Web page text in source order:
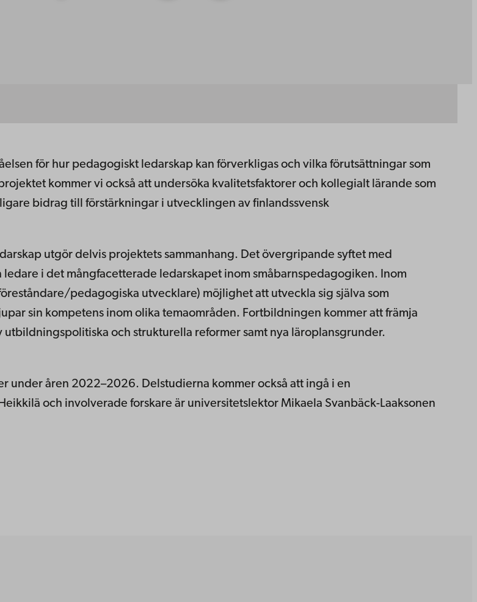
för hur pedagogiskt ledarskap kan förverkligas och vilka förutsättningar som
kommer vi också att undersöka kvalitetsfaktorer och kollegialt lärande som
bidrag till förstärkningar i utvecklingen av finlandssvensk
utgör delvis projektets sammanhang. Det övergripande syftet med
i det mångfacetterade ledarskapet inom småbarnspedagogiken. Inom
pedagogiska utvecklare) möjlighet att utveckla sig själva som
sin kompetens inom olika temaområden. Fortbildningen kommer att främja
och strukturella reformer samt nya läroplansgrunder.
under åren 2022–2026. Delstudierna kommer också att ingå i en
och involverade forskare är universitetslektor Mikaela Svanbäck-Laaksonen